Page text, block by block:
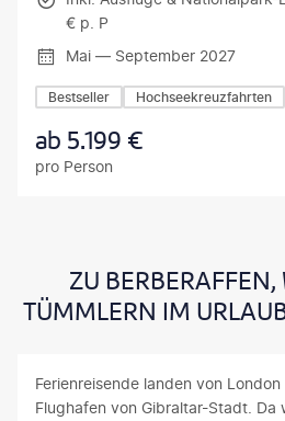
€ p. P
Mai — September 2027
Bestseller Hochseekreuzfahrten
ab 5.199 €
pro Person
ZU
TÜMMLERN IM
Ferienreisende landen von
Flughafen von Gibraltar-Stadt.